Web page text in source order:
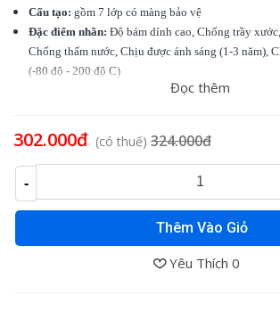
Cấu tạo: gồm 7 lớp có màng bảo vệ
Đặc điểm nhãn: Độ bám dính cao, Chống trầy
Chống thấm nước, Chịu được ánh sáng (1-3 năm),
(-80 độ - 200 độ C)
các loại máy Brother Ptouch (PT)
Đọc thêm
302.000đ (có thuế) 324.000đ
-
Thêm Vào Giỏ
Yêu Thích 0